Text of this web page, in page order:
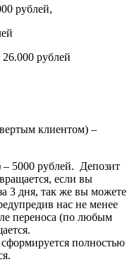
рублей,
рублей
клиентом) –
– 5000 рублей. Депозит
если вы
3 дня, так же вы можете
нас не менее
переноса (по любым
полностью